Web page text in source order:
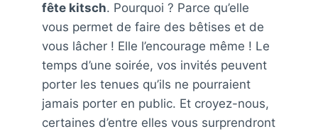
fête kitsch. Pourquoi ? Parce qu’elle
vous permet de faire des bêtises et de
vous lâcher ! Elle l’encourage même ! Le
temps d’une soirée, vos invités peuvent
porter les tenues qu’ils ne pourraient
jamais porter en public. Et croyez-nous,
certaines d’entre elles vous surprendront